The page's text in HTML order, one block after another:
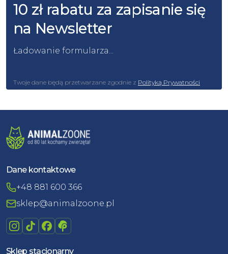
10 zł rabatu za zapisanie się
na Newsletter
Ładowanie formularza...
Twoje dane będą przetwarzane zgodnie z Polityką Prywatności
Dane kontaktowe
+48 881 600 366
sklep@animalzoone.pl
Sklep stacjonarny